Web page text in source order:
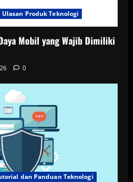
Ulasan Produk Teknologi
Mobil yang Wajib Dimiliki
0
dan Panduan Teknologi